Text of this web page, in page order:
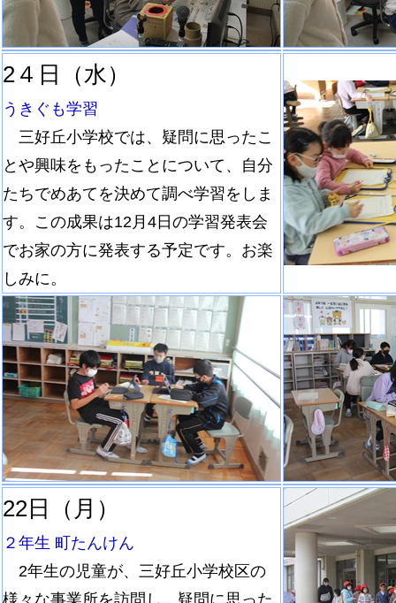
2４日（水）
うきぐも学習
三好丘小学校では、疑問に思ったこ
とや興味をもったことについて、自分
たちでめあてを決めて調べ学習をしま
す。この成果は12月4日の学習発表会
でお家の方に発表する予定です。お楽
しみに。
22日（月）
２年生 町たんけん
2年生の児童が、三好丘小学校区の
様々な事業所を訪問し、疑問に思った